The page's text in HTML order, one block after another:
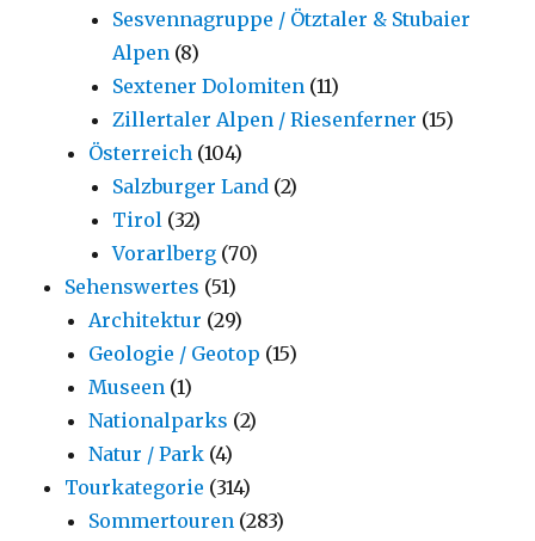
Sesvennagruppe / Ötztaler & Stubaier
Alpen (8)
Sextener Dolomiten (11)
Zillertaler Alpen / Riesenferner (15)
Österreich (104)
Salzburger Land (2)
Tirol (32)
Vorarlberg (70)
Sehenswertes (51)
Architektur (29)
Geologie / Geotop (15)
Museen (1)
Nationalparks (2)
Natur / Park (4)
Tourkategorie (314)
Sommertouren (283)